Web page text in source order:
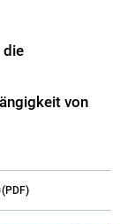
die
von
(PDF)